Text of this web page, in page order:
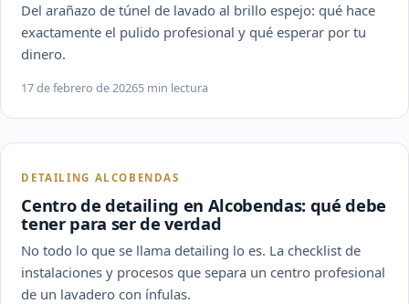
Del arañazo de túnel de lavado al brillo espejo: qué hace
exactamente el pulido profesional y qué esperar por tu
dinero.
17 de febrero de 20265 min lectura
DETAILING ALCOBENDAS
Centro de detailing en Alcobendas: qué debe
tener para ser de verdad
No todo lo que se llama detailing lo es. La checklist de
instalaciones y procesos que separa un centro profesional
de un lavadero con ínfulas.